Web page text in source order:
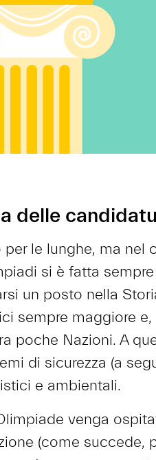
delle
per le lunghe, ma nel
si è fatta
un posto nella
sempre maggiore
poche Nazioni. A
di sicurezza (a
e ambientali.
venga
(come